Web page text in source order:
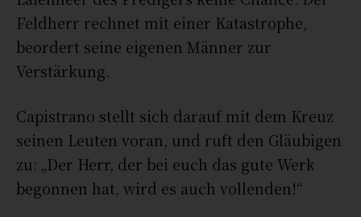
Feldherr rechnet mit einer Katastrophe,
beordert seine eigenen Männer zur
Verstärkung.
Capistrano stellt sich darauf mit dem Kreuz
seinen Leuten voran, und ruft den Gläubigen
zu: „Der Herr, der bei euch das gute Werk
begonnen hat, wird es auch vollenden!“